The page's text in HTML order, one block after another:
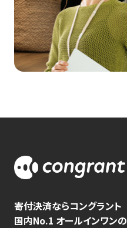
寄付決済ならコングラント
国内No.1 オールインワン